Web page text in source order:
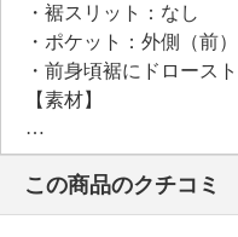
・裾スリット：なし
・ポケット：外側（前
・前身頃裾にドロース
【素材】
・本体：再生繊維（セ
ル１５％
・テープ部分：ナイロン
【メンテナンス（絵表
この商品のクチコミ